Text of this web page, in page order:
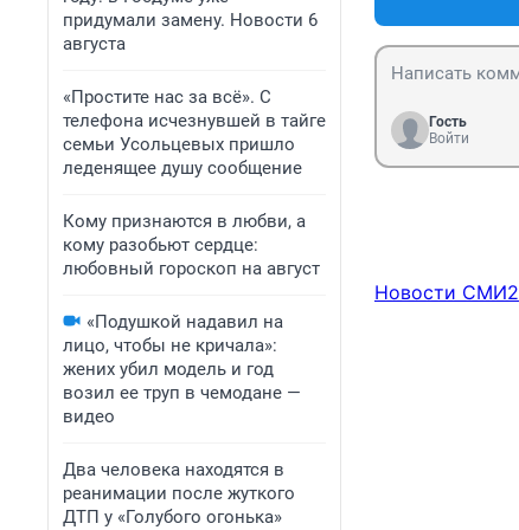
придумали замену. Новости 6
августа
«Простите нас за всё». С
телефона исчезнувшей в тайге
семьи Усольцевых пришло
леденящее душу сообщение
Кому признаются в любви, а
кому разобьют сердце:
любовный гороскоп на август
«Подушкой надавил на
лицо, чтобы не кричала»:
жених убил модель и год
возил ее труп в чемодане —
видео
Два человека находятся в
реанимации после жуткого
ДТП у «Голубого огонька»
Гость
Войти
Новости СМИ2